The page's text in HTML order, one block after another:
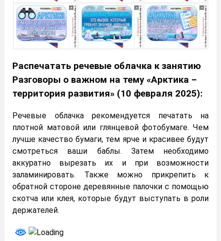
Распечатать речевые облачка к занятию
Разговоры о важном на тему «Арктика –
территория развития» (10 февраля 2025):
Речевые облачка рекомендуется печатать на
плотной матовой или глянцевой фотобумаге. Чем
лучше качество бумаги, тем ярче и красивее будут
смотреться ваши баблы. Затем необходимо
аккуратно вырезать их и при возможности
заламинировать. Также можно прикрепить к
обратной стороне деревянные палочки с помощью
скотча или клея, которые будут выступать в роли
держателей.